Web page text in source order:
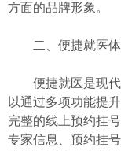
方面的品牌形象。
二、便捷就医体
便捷就医是现代
以通过多项功能提
完整的线上预约挂
专家信息、预约挂